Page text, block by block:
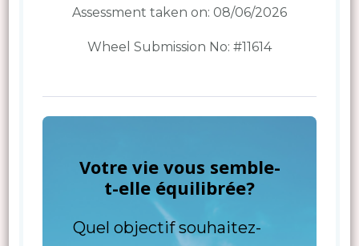
Assessment taken on: 08/06/2026
Wheel Submission No: #11614
Votre vie vous semble-
t-elle équilibrée?
Quel objectif souhaitez-